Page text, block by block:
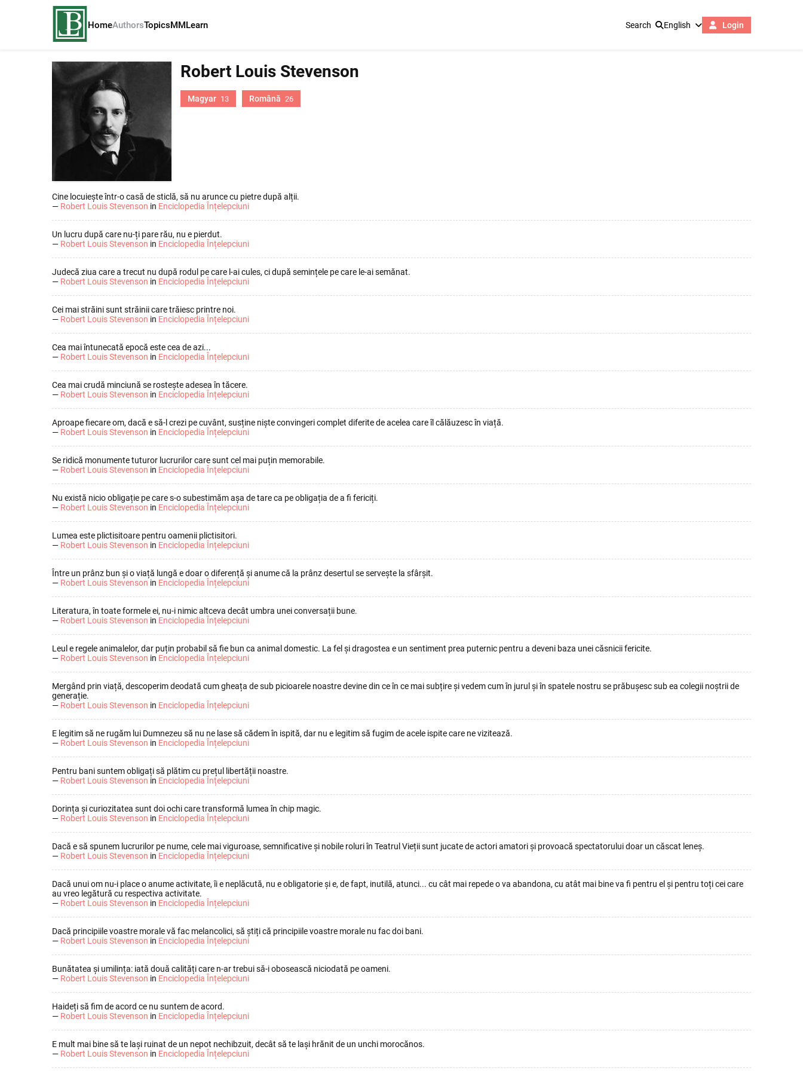
HomeAuthorsTopicsMMLearn Search English Login
Robert Louis Stevenson
Magyar 13 Română 26
Cine locuiește într-o casă de sticlă, să nu arunce cu pietre după alții.
— Robert Louis Stevenson in Enciclopedia Înțelepciuni
Un lucru după care nu-ți pare rău, nu e pierdut.
— Robert Louis Stevenson in Enciclopedia Înțelepciuni
Judecă ziua care a trecut nu după rodul pe care l-ai cules, ci după semințele pe care le-ai semănat.
— Robert Louis Stevenson in Enciclopedia Înțelepciuni
Cei mai străini sunt străinii care trăiesc printre noi.
— Robert Louis Stevenson in Enciclopedia Înțelepciuni
Cea mai întunecată epocă este cea de azi...
— Robert Louis Stevenson in Enciclopedia Înțelepciuni
Cea mai crudă minciună se rostește adesea în tăcere.
— Robert Louis Stevenson in Enciclopedia Înțelepciuni
Aproape fiecare om, dacă e să-l crezi pe cuvânt, susține niște convingeri complet diferite de acelea care îl călăuzesc în viață.
— Robert Louis Stevenson in Enciclopedia Înțelepciuni
Se ridică monumente tuturor lucrurilor care sunt cel mai puțin memorabile.
— Robert Louis Stevenson in Enciclopedia Înțelepciuni
Nu există nicio obligație pe care s-o subestimăm așa de tare ca pe obligația de a fi fericiți.
— Robert Louis Stevenson in Enciclopedia Înțelepciuni
Lumea este plictisitoare pentru oamenii plictisitori.
— Robert Louis Stevenson in Enciclopedia Înțelepciuni
Între un prânz bun și o viață lungă e doar o diferență și anume că la prânz desertul se servește la sfârșit.
— Robert Louis Stevenson in Enciclopedia Înțelepciuni
Literatura, în toate formele ei, nu-i nimic altceva decât umbra unei conversații bune.
— Robert Louis Stevenson in Enciclopedia Înțelepciuni
Leul e regele animalelor, dar puțin probabil să fie bun ca animal domestic. La fel și dragostea e un sentiment prea puternic pentru a deveni baza unei căsnicii fericite.
— Robert Louis Stevenson in Enciclopedia Înțelepciuni
Mergând prin viață, descoperim deodată cum gheața de sub picioarele noastre devine din ce în ce mai subțire și vedem cum în jurul și în spatele nostru se prăbușesc sub ea colegii noștrii de
generație.
— Robert Louis Stevenson in Enciclopedia Înțelepciuni
E legitim să ne rugăm lui Dumnezeu să nu ne lase să cădem în ispită, dar nu e legitim să fugim de acele ispite care ne vizitează.
— Robert Louis Stevenson in Enciclopedia Înțelepciuni
Pentru bani suntem obligați să plătim cu prețul libertății noastre.
— Robert Louis Stevenson in Enciclopedia Înțelepciuni
Dorința și curiozitatea sunt doi ochi care transformă lumea în chip magic.
— Robert Louis Stevenson in Enciclopedia Înțelepciuni
Dacă e să spunem lucrurilor pe nume, cele mai viguroase, semnificative și nobile roluri în Teatrul Vieții sunt jucate de actori amatori și provoacă spectatorului doar un căscat leneș.
— Robert Louis Stevenson in Enciclopedia Înțelepciuni
Dacă unui om nu-i place o anume activitate, îi e neplăcută, nu e obligatorie și e, de fapt, inutilă, atunci... cu cât mai repede o va abandona, cu atât mai bine va fi pentru el și pentru toți cei care
au vreo legătură cu respectiva activitate.
— Robert Louis Stevenson in Enciclopedia Înțelepciuni
Dacă principiile voastre morale vă fac melancolici, să știți că principiile voastre morale nu fac doi bani.
— Robert Louis Stevenson in Enciclopedia Înțelepciuni
Bunătatea și umilința: iată două calități care n-ar trebui să-i obosească niciodată pe oameni.
— Robert Louis Stevenson in Enciclopedia Înțelepciuni
Haideți să fim de acord ce nu suntem de acord.
— Robert Louis Stevenson in Enciclopedia Înțelepciuni
E mult mai bine să te lași ruinat de un nepot nechibzuit, decât să te lași hrănit de un unchi morocănos.
— Robert Louis Stevenson in Enciclopedia Înțelepciuni